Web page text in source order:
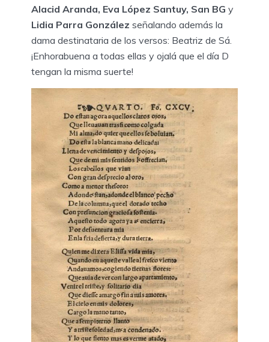
Alacid Aranda, Eva López Santuy, San BG y
Lidia Parra González señalando además la
dama destinataria de los versos: Beatriz de Sá.
¡Enhorabuena a todas ellas y ojalá que el día D
tengan la misma suerte!